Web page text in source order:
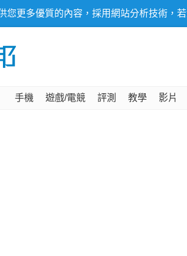
您更多優質的內容，採用網站分析技術，
手機 遊戲/電競 評測 教學 影片